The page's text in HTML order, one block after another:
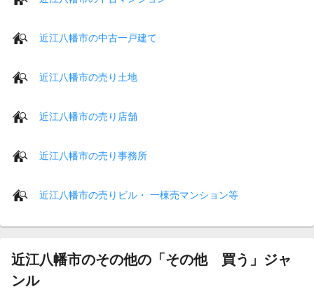
近江八幡市の中古一戸建て
近江八幡市の売り土地
近江八幡市の売り店舗
近江八幡市の売り事務所
近江八幡市の売りビル・ 一棟売マンション等
近江八幡市のその他の「その他 買う」ジャ
ンル